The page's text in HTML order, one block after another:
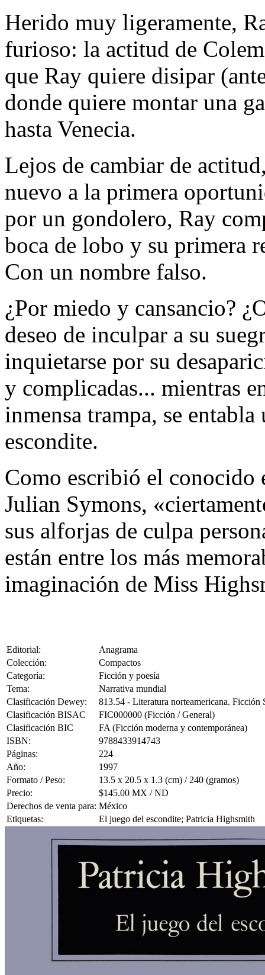
Herido muy ligeramente,
furioso: la actitud de
que Ray quiere disipar
donde quiere montar una
hasta Venecia.
Lejos de cambiar de
nuevo a la primera
por un gondolero, Ray
boca de lobo y su primera
Con un nombre falso.
¿Por miedo y cansancio?
deseo de inculpar a su
inquietarse por su
y complicadas... mientras
inmensa trampa, se
escondite.
Como escribió el conocido
Julian Symons,
sus alforjas de culpa
están entre los más
imaginación de Miss
Editorial:
Anagrama
Colección:
Compactos
Categoría:
Ficción y poesía
Tema:
Narrativa mundial
Clasificación Dewey:
813.54 - Literatura norteamericana.
Clasificación BISAC
FIC000000 (Ficción / General)
Clasificación BIC
FA (Ficción moderna y contemporánea)
ISBN:
9788433914743
Páginas:
224
Año:
1997
Formato / Peso:
13.5 x 20.5 x 1.3 (cm) / 240 (gramos)
Precio:
$145.00 MX / ND
Derechos de venta para: México
Etiquetas:
El juego del escondite; Patricia Highsmith